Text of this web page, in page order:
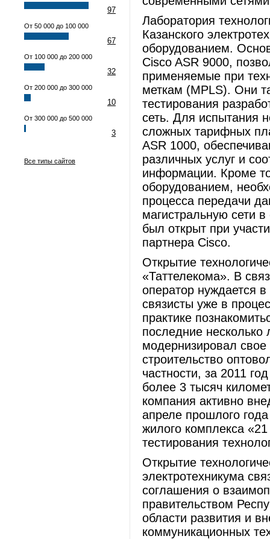
97
От 50 000 до 100 000
67
От 100 000 до 200 000
32
От 200 000 до 300 000
10
От 300 000 до 500 000
3
Все типы сайтов
Лаборатория
Казанского
оборудованием.
Cisco ASR 9000,
применяемые при
меткам (MPLS). Они
тестирования
сеть. Для испытания
сложных тарифных
ASR 1000,
различных услуг и
информации. Кроме
оборудованием,
процесса передачи
магистральную сети
был открыт при
партнера Cisco.
Открытие
«Таттелекома». В
оператор нуждается
связисты уже в
практике
последние несколько
модернизировал свое
строительство
частности, за 2011
более 3 тысяч
компания активно
апреле прошлого
жилого комплекса
тестирования
Открытие
электротехникума
соглашения о
правительством
области развития и
коммуникационных